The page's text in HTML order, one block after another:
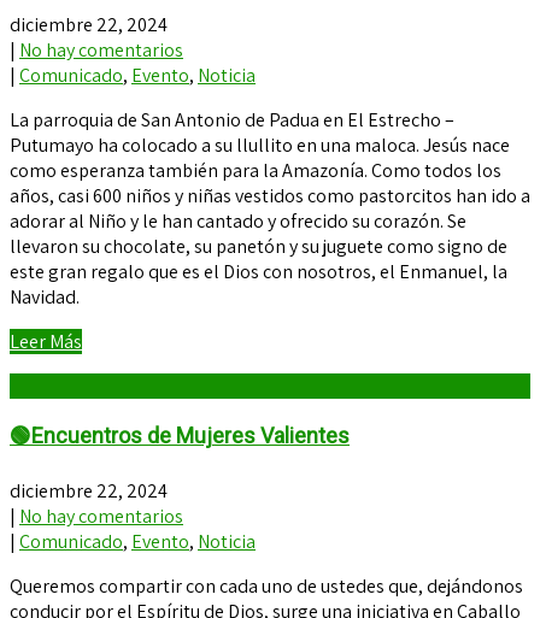
diciembre 22, 2024
| No hay comentarios
| Comunicado, Evento, Noticia
La parroquia de San Antonio de Padua en El Estrecho –
Putumayo ha colocado a su llullito en una maloca. Jesús nace
como esperanza también para la Amazonía. Como todos los
años, casi 600 niños y niñas vestidos como pastorcitos han ido a
adorar al Niño y le han cantado y ofrecido su corazón. Se
llevaron su chocolate, su panetón y su juguete como signo de
este gran regalo que es el Dios con nosotros, el Enmanuel, la
Navidad.
Leer Más
🟢Encuentros de Mujeres Valientes
diciembre 22, 2024
| No hay comentarios
| Comunicado, Evento, Noticia
Queremos compartir con cada uno de ustedes que, dejándonos
conducir por el Espíritu de Dios, surge una iniciativa en Caballo